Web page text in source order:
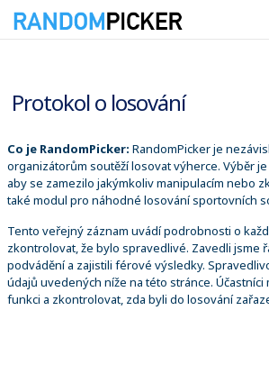
Protokol o losování
Co je RandomPicker: RandomPicker je
organizátorům soutěží losovat výherce. Výběr
aby se zamezilo jakýmkoliv manipulacím nebo
také modul pro náhodné losování sportovních
Tento veřejný záznam uvádí podrobnosti o
zkontrolovat, že bylo spravedlivé. Zavedli jsme
podvádění a zajistili férové výsledky.
údajů uvedených níže na této stránce.
funkci a zkontrolovat, zda byli do losování